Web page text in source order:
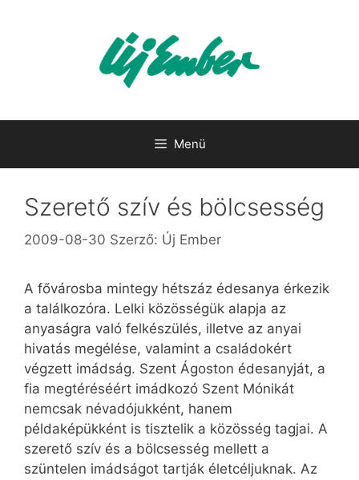
Menü
Szerető szív és bölcsesség
2009-08-30 Szerző: Új Ember
A fővárosba mintegy hétszáz édesanya érkezik
a találkozóra. Lelki közösségük alapja az
anyaságra való felkészülés, illetve az anyai
hivatás megélése, valamint a családokért
végzett imádság. Szent Ágoston édesanyját, a
fia megtéréséért imádkozó Szent Mónikát
nemcsak névadójukként, hanem
példaképükként is tisztelik a közösség tagjai. A
szerető szív és a bölcsesség mellett a
szüntelen imádságot tartják életcéljuknak. Az